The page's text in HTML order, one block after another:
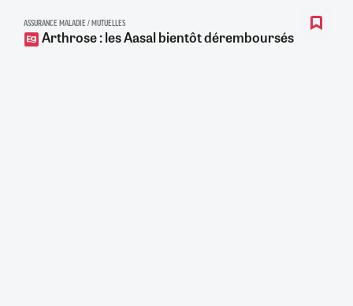
ASSURANCE MALADIE / MUTUELLES
Arthrose : les Aasal bientôt déremboursés